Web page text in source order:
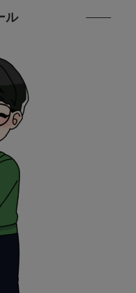
ル